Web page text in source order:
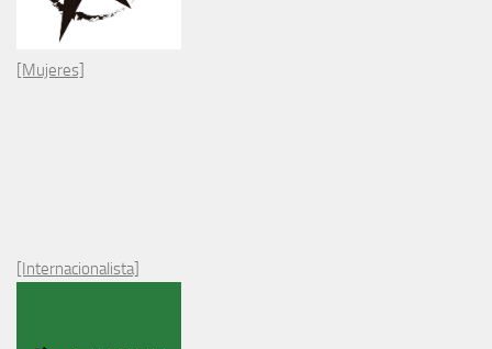
[Mujeres]
[Internacionalista]